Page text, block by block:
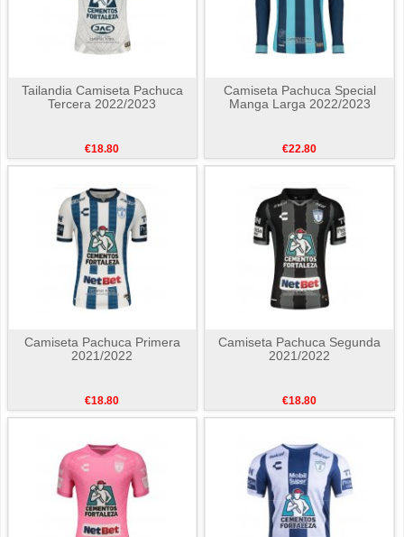
Tailandia Camiseta Pachuca
Tercera 2022/2023
€18.80
Camiseta Pachuca Special
Manga Larga 2022/2023
€22.80
Camiseta Pachuca Primera
2021/2022
€18.80
Camiseta Pachuca Segunda
2021/2022
€18.80